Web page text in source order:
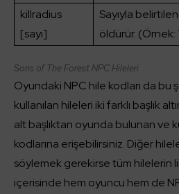
killradius
[sayı]
Sayıyla
öldürür. (Örnek:
Sons of The Forest NPC Hileleri
Oyundaki NPC hile kodları da bu
kullanılan hileleri iki farklı başlık
alt başlıktan oyunda bulunan ve
kodlarına erişebilirsiniz. Diğer
söylemek gerekirse tüm hilelerin
içerisinde hem oyuncu hem de